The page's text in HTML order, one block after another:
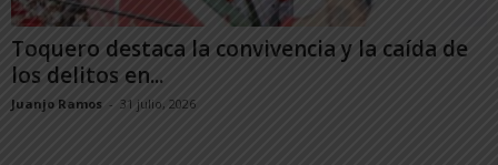
Toquero destaca la convivencia y la caída de
los delitos en...
Juanjo Ramos - 31 julio, 2026